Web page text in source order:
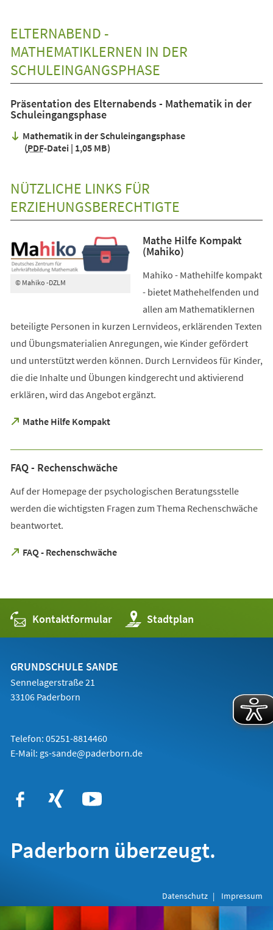
ELTERNABEND -
MATHEMATIKLERNEN IN DER
SCHULEINGANGSPHASE
Präsentation des Elternabends - Mathematik in der
Schuleingangsphase
Mathematik in der Schuleingangsphase
PDF-Datei 1,05 MB
NÜTZLICHE LINKS FÜR
ERZIEHUNGSBERECHTIGTE
© Mahiko -DZLM
Mathe Hilfe Kompakt
(Mahiko)
Mahiko - Mathehilfe kompakt
- bietet Mathehelfenden und
allen am Mathematiklernen
beteiligte Personen in kurzen Lernvideos, erklärenden Texten
und Übungsmaterialien Anregungen, wie Kinder gefördert
und unterstützt werden können. Durch Lernvideos für Kinder,
die die Inhalte und Übungen kindgerecht und aktivierend
erklären, wird das Angebot ergänzt.
Mathe Hilfe Kompakt
(Öffnet
Tab)
FAQ - Rechenschwäche
Auf der Homepage der psychologischen Beratungsstelle
werden die wichtigsten Fragen zum Thema Rechenschwäche
beantwortet.
FAQ - Rechenschwäche
(Öffnet
Tab)
Kontaktformular Stadtplan
(Öffnet
in
einem
GRUNDSCHULE SANDE
Sennelagerstraße 21
33106 Paderborn
Telefon: 05251-8814460
E-Mail: gs-sande@paderborn.de
Paderborn überzeugt.
Datenschutz Impressum